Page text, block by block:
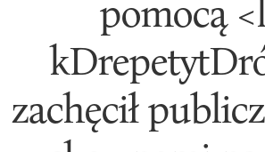
pomocą
zachęcił